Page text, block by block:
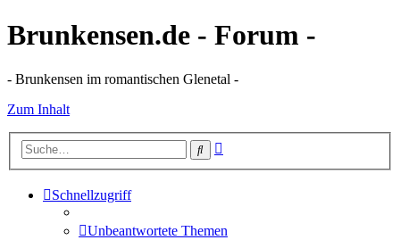
Brunkensen.de - Forum -
- Brunkensen im romantischen Glenetal -
Zum Inhalt
Suche
Schnellzugriff
Unbeantwortete Themen